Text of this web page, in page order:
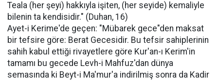
Teala (her şeyi) hakkıyla işiten, (her seyide) kemaliyle
bilenin ta kendisidir." (Duhan, 16)
Ayet-i Kerime'de geçen: "Mübarek gece"den maksat
bir tefsire göre: Berat Gecesidir. Bu tefsir sahiplerinin
sahih kabul ettiği rivayetlere göre Kur'an-ı Kerim'in
tamamı bu gecede Levh-i Mahfuz'dan dünya
semasında ki Beyt-i Ma'mur'a indirilmiş sonra da Kadir